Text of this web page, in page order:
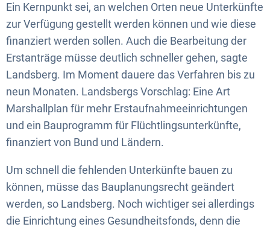
Ein Kernpunkt sei, an welchen Orten neue Unterkünfte
zur Verfügung gestellt werden können und wie diese
finanziert werden sollen. Auch die Bearbeitung der
Erstanträge müsse deutlich schneller gehen, sagte
Landsberg. Im Moment dauere das Verfahren bis zu
neun Monaten. Landsbergs Vorschlag: Eine Art
Marshallplan für mehr Erstaufnahmeeinrichtungen
und ein Bauprogramm für Flüchtlingsunterkünfte,
finanziert von Bund und Ländern.
Um schnell die fehlenden Unterkünfte bauen zu
können, müsse das Bauplanungsrecht geändert
werden, so Landsberg. Noch wichtiger sei allerdings
die Einrichtung eines Gesundheitsfonds, denn die